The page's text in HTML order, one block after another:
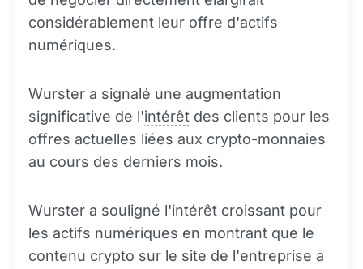
considérablement leur offre d'actifs
numériques.
Wurster a signalé une augmentation
significative de l'intérêt des clients pour les
offres actuelles liées aux crypto-monnaies
au cours des derniers mois.
Wurster a souligné l'intérêt croissant pour
les actifs numériques en montrant que le
contenu crypto sur le site de l'entreprise a